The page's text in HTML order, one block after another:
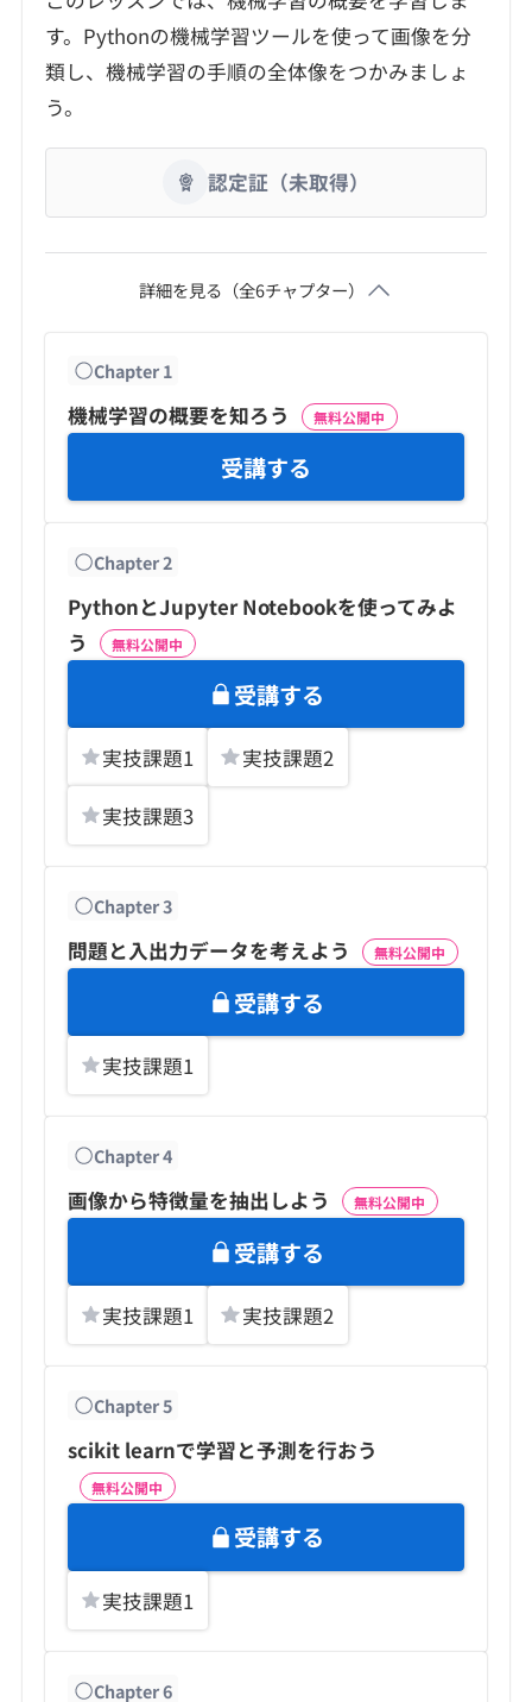
す。Pythonの機械学習ツールを使って画像を分
類し、機械学習の手順の全体像をつかみましょ
う。
認定証（未取得）
詳細を見る（全6チャプター）
Chapter1
機械学習の概要を知ろう 無料公開中
受講する
Chapter2
PythonとJupyter Notebookを使ってみよ
う
無料公開中
受講する
実技課題1 実技課題2
実技課題3
Chapter3
問題と入出力データを考えよう 無料公開中
受講する
実技課題1
Chapter4
画像から特徴量を抽出しよう 無料公開中
受講する
実技課題1 実技課題2
Chapter5
scikit learnで学習と予測を行おう
無料公開中
受講する
実技課題1
Chapter6